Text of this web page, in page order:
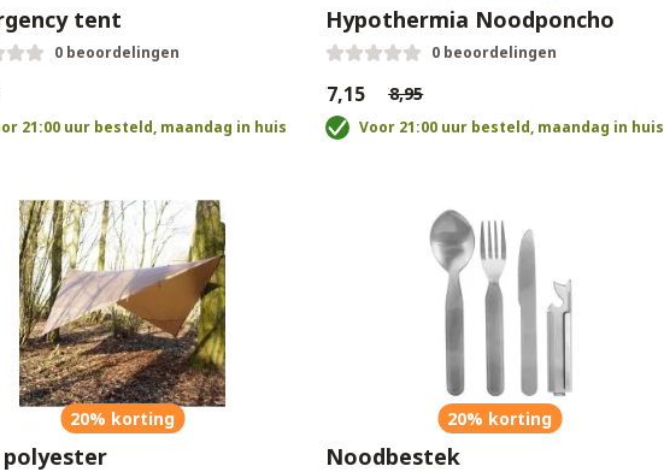
tent
0 beoordelingen
21:00 uur besteld, maandag in huis
Hypothermia Noodponcho
0 beoordelingen
€7,15 €8,95
Voor 21:00 uur besteld, maandag in huis
20% korting
polyester
20% korting
Noodbestek